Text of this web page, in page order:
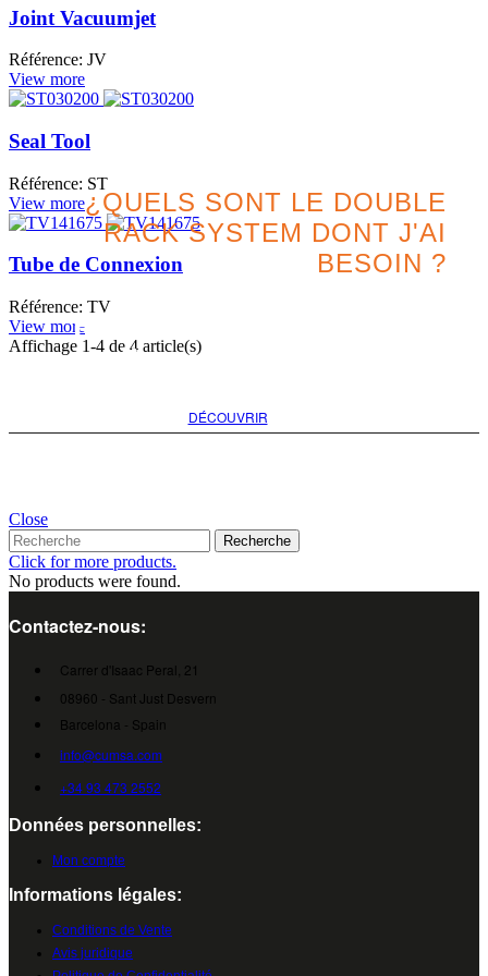
Joint Vacuumjet
Référence: JV
View more
Seal Tool
Référence: ST
View more
Tube de Connexion
Référence: TV
View more
Affichage 1-4 de 4 article(s)
¿QUELS SONT LE DOUBLE
RACK SYSTEM DONT J'AI
BESOIN ?
Recherchez la meilleure
option pour votre projet
DÉCOUVRIR
Close
Recherche
Click for more products.
No products were found.
Contactez-nous:
Carrer d'Isaac Peral, 21
08960 - Sant Just Desvern
Barcelona - Spain
info@cumsa.com
+34 93 473 2552
Données personnelles:
Mon compte
Informations légales:
Conditions de Vente
Avis juridique